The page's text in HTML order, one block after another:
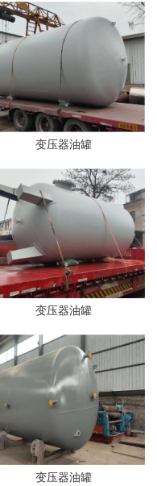
变压器油罐
变压器油罐
变压器油罐